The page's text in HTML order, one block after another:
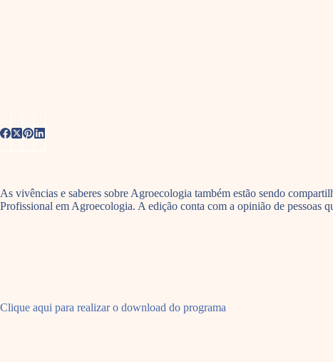
As vivências e saberes sobre Agroecologia também estão sendo
Profissional em Agroecologia. A edição conta com a opinião de pessoas
Clique aqui para realizar o download do programa